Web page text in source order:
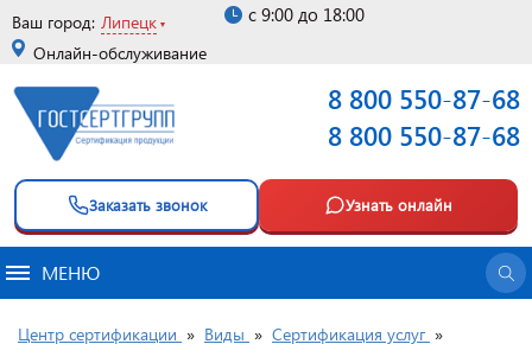
Ваш город: Липецк
Онлайн-обслуживание
с 9:00 до 18:00
8 800 550-87-68
8 800 550-87-68
Заказать звонок Узнать онлайн
МЕНЮ
Центр сертификации » Виды » Сертификация услуг »